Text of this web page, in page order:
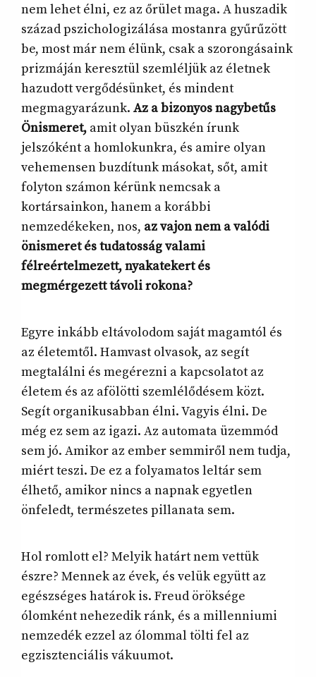
nem lehet élni, ez az őrület maga. A huszadik
század pszichologizálása mostanra gyűrűzött
be, most már nem élünk, csak a szorongásaink
prizmáján keresztül szemléljük az életnek
hazudott vergődésünket, és mindent
megmagyarázunk. Az a bizonyos nagybetűs
Önismeret, amit olyan büszkén írunk
jelszóként a homlokunkra, és amire olyan
vehemensen buzdítunk másokat, sőt, amit
folyton számon kérünk nemcsak a
kortársainkon, hanem a korábbi
nemzedékeken, nos, az vajon nem a valódi
önismeret és tudatosság valami
félreértelmezett, nyakatekert és
megmérgezett távoli rokona?
Egyre inkább eltávolodom saját magamtól és
az életemtől. Hamvast olvasok, az segít
megtalálni és megérezni a kapcsolatot az
életem és az afölötti szemlélődésem közt.
Segít organikusabban élni. Vagyis élni. De
még ez sem az igazi. Az automata üzemmód
sem jó. Amikor az ember semmiről nem tudja,
miért teszi. De ez a folyamatos leltár sem
élhető, amikor nincs a napnak egyetlen
önfeledt, természetes pillanata sem.
Hol romlott el? Melyik határt nem vettük
észre? Mennek az évek, és velük együtt az
egészséges határok is. Freud öröksége
ólomként nehezedik ránk, és a millenniumi
nemzedék ezzel az ólommal tölti fel az
egzisztenciális vákuumot.